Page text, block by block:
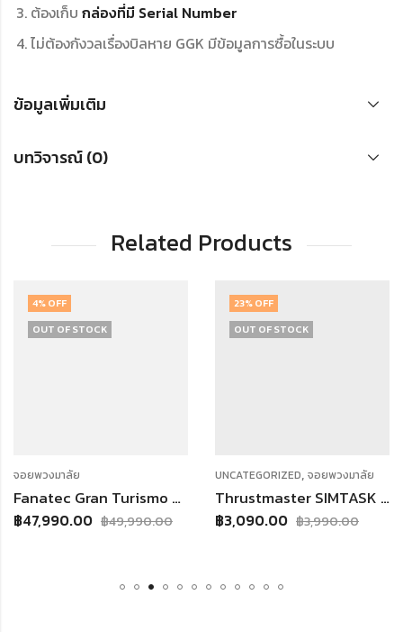
ต้องเก็บกล่องที่มี Serial Number
ไม่ต้องกังวลเรื่องบิลหาย GGK มีข้อมูลการซื้อในระบบ
ข้อมูลเพิ่มเติม
บทวิจารณ์ (0)
Related Products
Fanatec Gran Turismo DD PRO (Premium Bundle 8Nm + Loadcell)
฿49,990.00
,จอยพวงมาลัย
Thrustmaster SIMTASK FARMSTICK WW VERSION รองรับเฉพาะ PC เท่านั้น [ประกันศูนย์ไทย 1 ปีเต็ม]
฿3,090.00 3,990.00
จอยพวงมาลัย
฿15,990.00